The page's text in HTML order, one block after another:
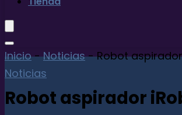
Inicio-Noticias-Robot
Noticias
Robot aspirador